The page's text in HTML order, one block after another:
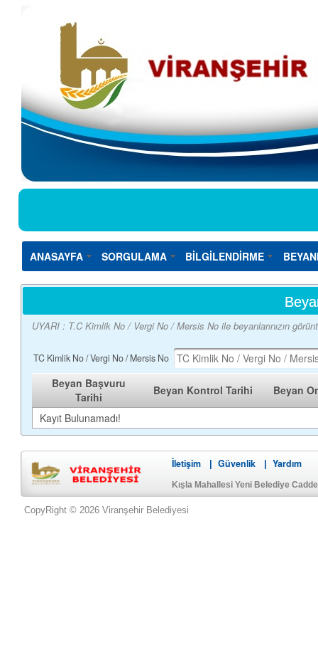
ANASAYFA SORGULAMA BİLGİLENDİRME
UYARI : T.C Kimlik No / Vergi No / Mersis No ile beyanlarınızın
TC Kimlik No / Vergi No / Mersis No
Beyan Başvuru
Tarihi
Beyan Kontrol Tarihi
Beyan
Kayıt Bulunamadı!
İletişim Güvenlik Yardım
Kışla Mahallesi Yeni Belediye
CopyRight © 2026 Viranşehir Belediyesi